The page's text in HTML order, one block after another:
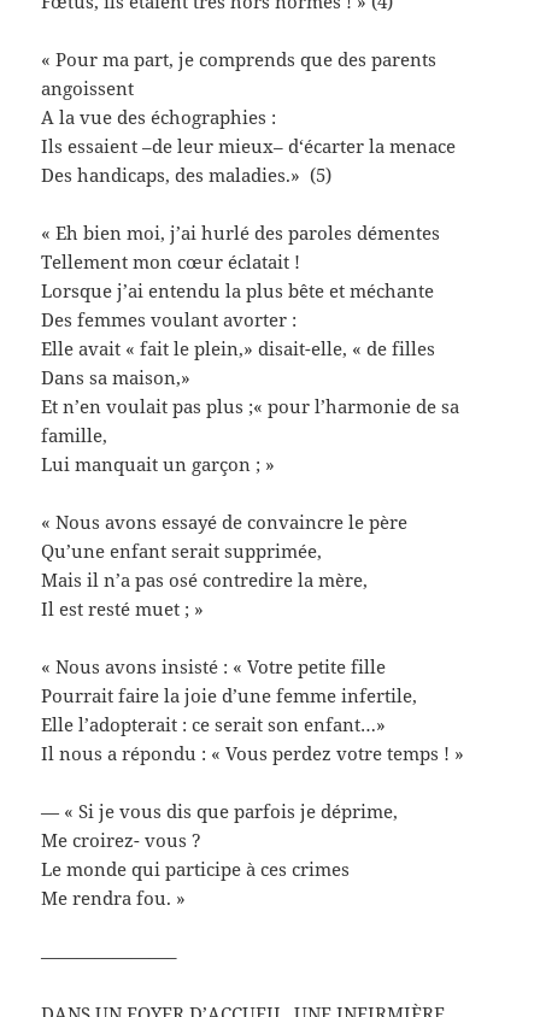
« Pour ma part, je comprends que des parents
angoissent
A la vue des échographies :
Ils essaient –de leur mieux– d‘écarter la menace
Des handicaps, des maladies.» (5)
« Eh bien moi, j’ai hurlé des paroles démentes
Tellement mon cœur éclatait !
Lorsque j’ai entendu la plus bête et méchante
Des femmes voulant avorter :
Elle avait « fait le plein,» disait-elle, « de filles
Dans sa maison,»
Et n’en voulait pas plus ;« pour l’harmonie de sa
famille,
Lui manquait un garçon ; »
« Nous avons essayé de convaincre le père
Qu’une enfant serait supprimée,
Mais il n’a pas osé contredire la mère,
Il est resté muet ; »
« Nous avons insisté : « Votre petite fille
Pourrait faire la joie d’une femme infertile,
Elle l’adopterait : ce serait son enfant…»
Il nous a répondu : « Vous perdez votre temps ! »
— « Si je vous dis que parfois je déprime,
Me croirez- vous ?
Le monde qui participe à ces crimes
Me rendra fou. »
———————–